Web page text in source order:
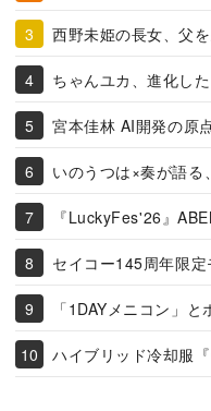
西野未姫の長女、父
ちゃんユカ、進化し
宮本佳林 AI開発の原
いのうつは×奏が語る
『LuckyFes'26』
セイコー145周年限定
「1DAYメニコン」
ハイブリッド冷却服『